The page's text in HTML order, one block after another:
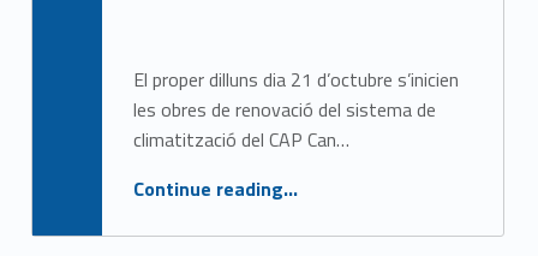
El proper dilluns dia 21 d’octubre s’inicien
les obres de renovació del sistema de
climatització del CAP Can…
Continue reading“S’inicien les obres de renovació del sistema de climatització del centre CAP Can Bou (CASAP).”
…